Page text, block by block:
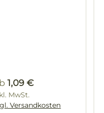
Preis:
1,09 €
MwSt.
Versandkosten